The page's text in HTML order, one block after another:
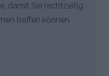
damit Sie rechtzeitig
treffen können.